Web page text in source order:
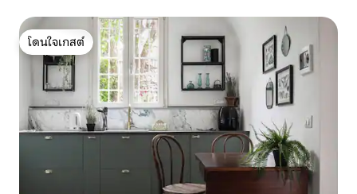
โดนใจเกสต์
โดนใจเกสต์